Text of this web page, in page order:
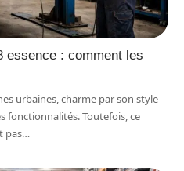
essence : comment les
urbaines, charme par son style
fonctionnalités. Toutefois, ce
pas…